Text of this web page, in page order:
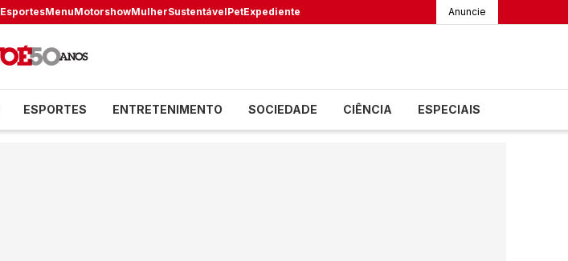
EsportesMenuMotorshowMulherSustentávelPetExpediente Anuncie
ESPORTES ENTRETENIMENTO SOCIEDADE CIÊNCIA ESPECIAIS